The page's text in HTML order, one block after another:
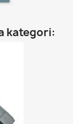
kategori: